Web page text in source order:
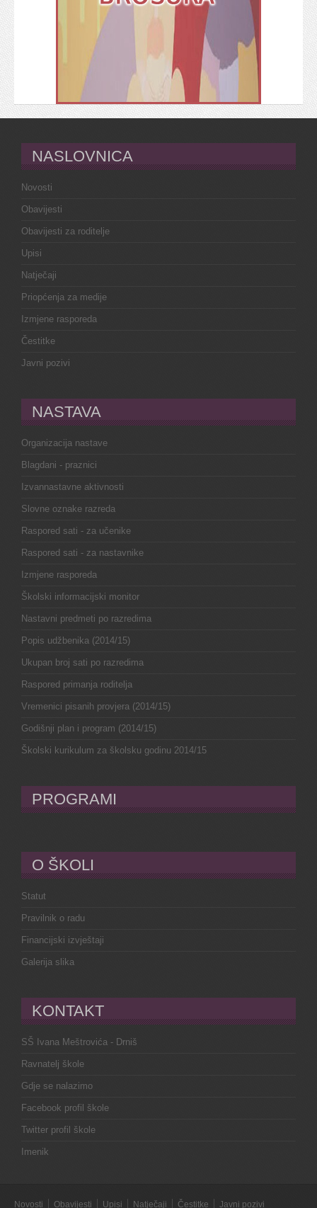
NASLOVNICA
Novosti
Obavijesti
Obavijesti za roditelje
Upisi
Natječaji
Priopćenja za medije
Izmjene rasporeda
Čestitke
Javni pozivi
NASTAVA
Organizacija nastave
Blagdani - praznici
Izvannastavne aktivnosti
Slovne oznake razreda
Raspored sati - za učenike
Raspored sati - za nastavnike
Izmjene rasporeda
Školski informacijski monitor
Nastavni predmeti po razredima
Popis udžbenika (2014/15)
Ukupan broj sati po razredima
Raspored primanja roditelja
Vremenici pisanih provjera (2014/15)
Godišnji plan i program (2014/15)
Školski kurikulum za školsku godinu 2014/15
PROGRAMI
O ŠKOLI
Statut
Pravilnik o radu
Financijski izvještaji
Galerija slika
KONTAKT
SŠ Ivana Meštrovića - Drniš
Ravnatelj škole
Gdje se nalazimo
Facebook profil škole
Twitter profil škole
Imenik
Novosti Obavijesti Upisi Natječaji Čestitke Javni pozivi